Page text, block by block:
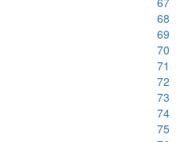
68
69
70
71
72
73
74
75